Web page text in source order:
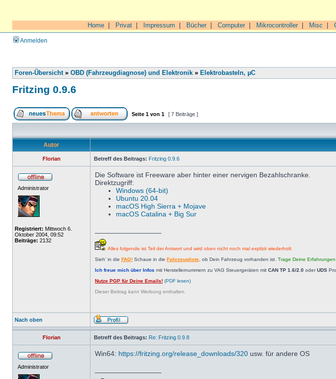
Home Privat Impressum Bücher| Computer| Mikrocontroller| Misc
Anmelden
Foren-Übersicht» OBD (Fahrzeugdiagnose) und Elektronik » Elektrobasteln, µC
Fritzing 0.9.6
Seite 1 von 1 [ 7 Beiträge ]
Autor
Florian Betreff des Beitrags: Fritzing 0.9.6
Administrator
Registriert: Mittwoch 6.
Oktober 2004, 09:52
Beiträge: 2132
Die Software ist Freeware aber hinter einer nervigen Bezahlschranke.
Direktzugriff:
Windows (64-bit)
Ubuntu 20.04
macOS High Sierra + Mojave
macOS Catalina + Big Sur
Alles folgende ist Teil der Antwort und wird oben nicht noch mal explizit wiederholt:
Sieh' in die FAQ! Schaue in die Fahrzeugliste , ob Dein Fahrzeug vorhanden ist. Trage Deine
Ich freue mich über Infos mit Herstellernummern zu VAG Steuergeräten mit CAN TP 1.6/2.0 oderUDS
Nutze PGP für Deine Emails! (PDF lesen)
Dieser Beitrag kann Werbung enthalten.
Nach oben
Florian Betreff des Beitrags: Re: Fritzing 0.9.8
Administrator
Win64: https://fritzing.org/release_downloads/320 usw. für andere OS